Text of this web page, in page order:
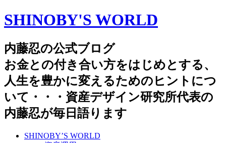
SHINOBY'S WORLD
内藤忍の公式ブログ
お金との付き合い方をはじめとする、
人生を豊かに変えるためのヒントにつ
いて・・・資産デザイン研究所代表の
内藤忍が毎日語ります
SHINOBY’S WORLD